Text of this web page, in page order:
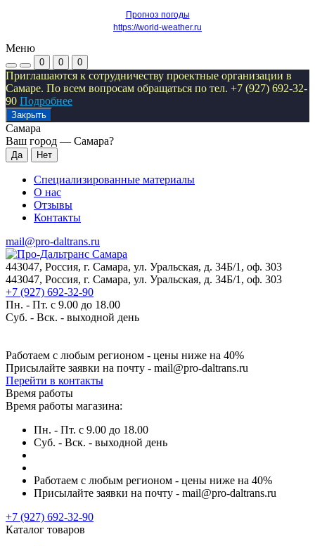
Прогноз погоды
https://world-weather.ru
Меню
0 0 0
Приглашаются к сотрудничеству проектные организации в
Самаре. По всем вопросам обращаться по тел. +7 (927) 692-32-
90 Подробнее
Закрыть
Самара
Ваш город — Самара?
Специализированные материалы
О нас
Отзывы
Контакты
mail@pro-daltrans.ru
443047, Россия, г. Самара, ул. Уральская, д. 34Б/1, оф. 303
443047, Россия, г. Самара, ул. Уральская, д. 34Б/1, оф. 303
+7 (927) 692-32-90
Пн. - Пт. с 9.00 до 18.00
Суб. - Вск. - выходной день
Работаем с любым регионом - цены ниже на 40%
Присылайте заявки на почту - mail@pro-daltrans.ru
Перейти в контакты
Время работы
Время работы магазина:
Пн. - Пт. с 9.00 до 18.00
Суб. - Вск. - выходной день
Работаем с любым регионом - цены ниже на 40%
Присылайте заявки на почту - mail@pro-daltrans.ru
+7 (927) 692-32-90
Каталог товаров